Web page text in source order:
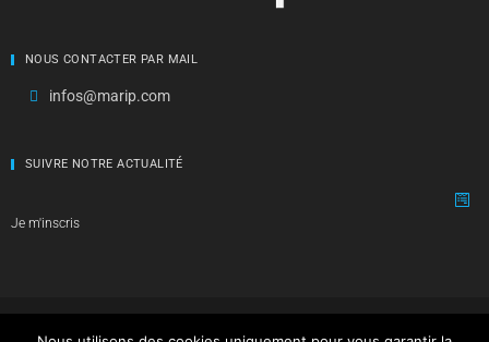
NOUS CONTACTER PAR MAIL
infos@marip.com
SUIVRE NOTRE ACTUALITÉ
Je m'inscris
CNIL 1704807 -
Mentions légales CGV Données personnelles Crédits